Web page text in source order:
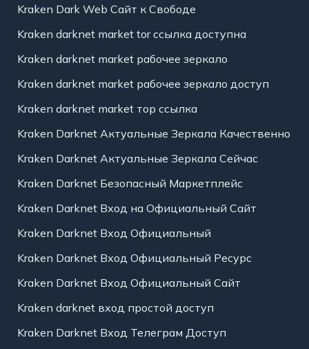
Kraken Dark Web Сайт к Свободе
Kraken darknet market tor ссылка доступна
Kraken darknet market рабочее зеркало
Kraken darknet market рабочее зеркало доступ
Kraken darknet market тор ссылка
Kraken Darknet Актуальные Зеркала Качественно
Kraken Darknet Актуальные Зеркала Сейчас
Kraken Darknet Безопасный Маркетплейс
Kraken Darknet Вход на Официальный Сайт
Kraken Darknet Вход Официальный
Kraken Darknet Вход Официальный Ресурс
Kraken Darknet Вход Официальный Сайт
Kraken darknet вход простой доступ
Kraken Darknet Вход Телеграм Доступ